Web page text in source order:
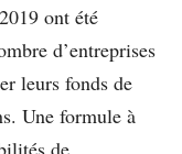
ont été
d’entreprises
leurs fonds de
Une formule à
de